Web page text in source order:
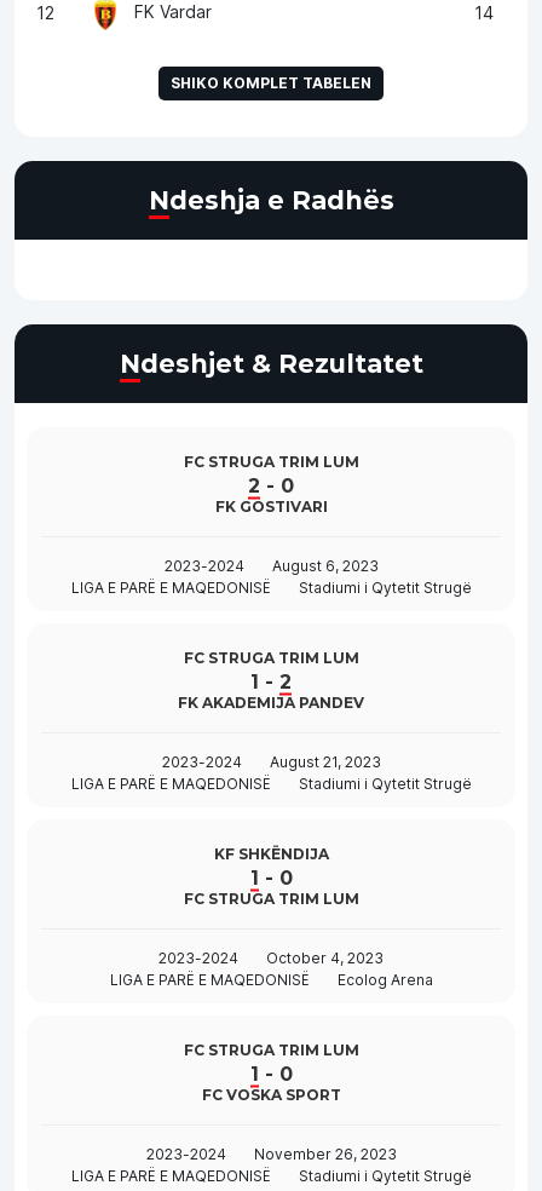
12 FK Vardar 14
SHIKO KOMPLET TABELEN
Ndeshja e Radhës
Ndeshjet & Rezultatet
FC STRUGA TRIM LUM
2 - 0
FK GOSTIVARI
2023-2024
August 6, 2023
LIGA E PARË E MAQEDONISË
Stadiumi i Qytetit Strugë
FC STRUGA TRIM LUM
1 - 2
FK AKADEMIJA PANDEV
2023-2024
August 21, 2023
LIGA E PARË E MAQEDONISË
Stadiumi i Qytetit Strugë
KF SHKËNDIJA
1 - 0
FC STRUGA TRIM LUM
2023-2024
October 4, 2023
LIGA E PARË E MAQEDONISË
Ecolog Arena
FC STRUGA TRIM LUM
1 - 0
FC VOSKA SPORT
2023-2024
November 26, 2023
LIGA E PARË E MAQEDONISË
Stadiumi i Qytetit Strugë